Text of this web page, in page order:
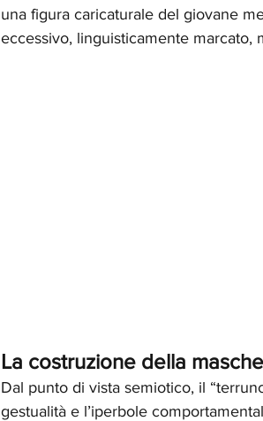
una figura caricaturale del giovane
eccessivo, linguisticamente marcato,
La costruzione della
Dal punto di vista semiotico, il
gestualità e l’iperbole